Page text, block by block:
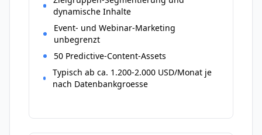
dynamische Inhalte
Event- und Webinar-Marketing
unbegrenzt
50 Predictive-Content-Assets
Typisch ab ca. 1.200-2.000 USD/Monat je
nach Datenbankgroesse